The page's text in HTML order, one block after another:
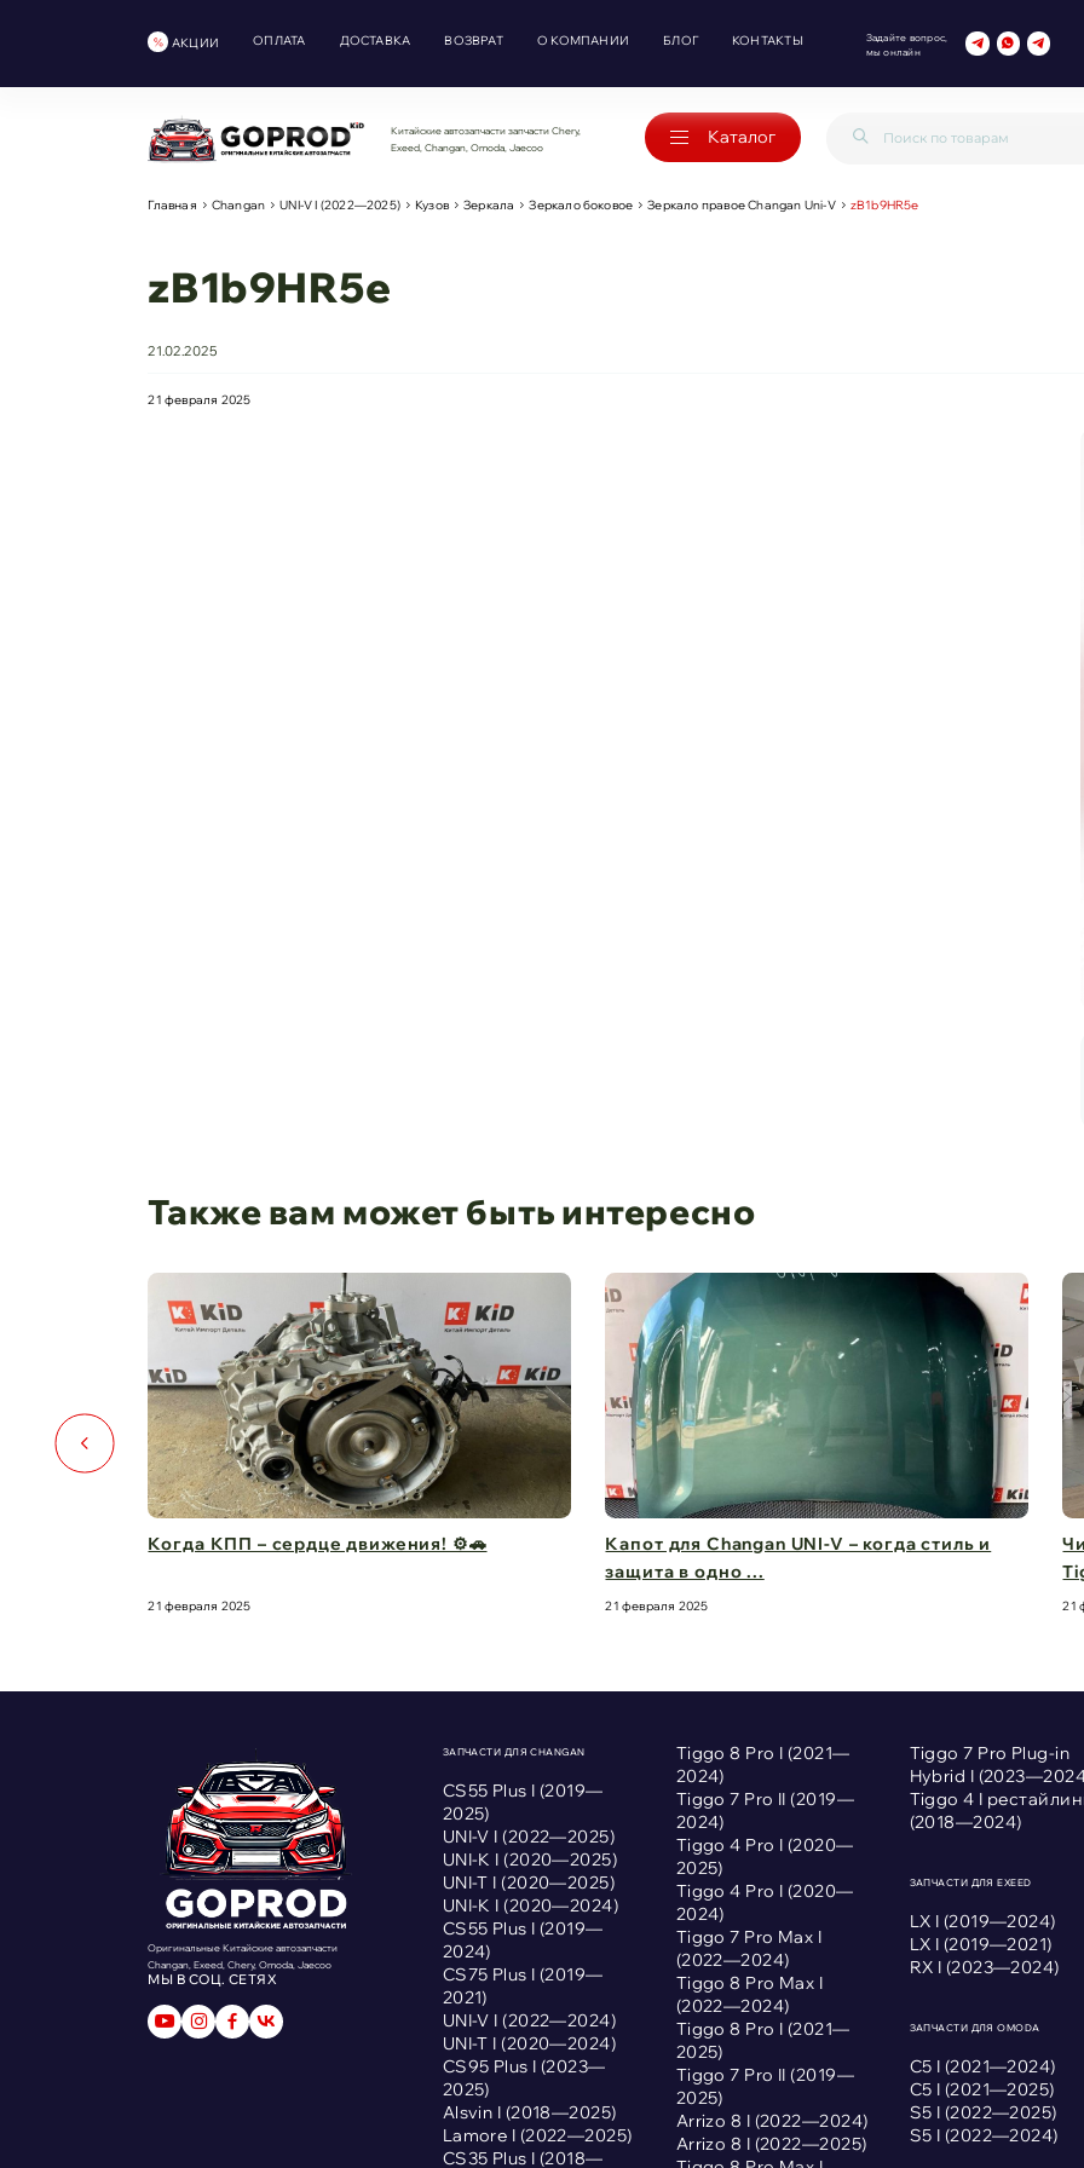
АКЦИИ ОПЛАТА ДОСТАВКА ВОЗВРАТ О КОМПАНИИ БЛОГ КОНТАКТЫ
Задайте вопрос,
мы онлайн
Китайские автозапчасти запчасти Chery,
Exeed, Changan, Omoda, Jaecoo
Каталог
Главная Changan UNI-V I (2022—2025) Кузов Зеркала Зеркало боковое Зеркало правое Changan Uni-V zB1b9HR5e
zB1b9HR5e
21.02.2025
21 февраля 2025
Также вам может быть интересно
Капот для Changan UNI-V – когда стиль и
21 февраля 2025
Чистый обзор на 360° – стекла для Chery
Tiggo 8 Pro M ...
21 февраля 2025 21
Оригинальные Китайские автозапчасти
Changan, Exeed, Chery, Omoda, Jaecoo
МЫ В СОЦ. СЕТЯХ
ЗАПЧАСТИ ДЛЯ CHANGAN
CS55 Plus I (2019—
2025)
UNI-V I (2022—2025)
UNI-K I (2020—2025)
UNI-T I (2020—2025)
UNI-K I (2020—2024)
CS55 Plus I (2019—
2024)
CS75 Plus I (2019—
2021)
UNI-V I (2022—2024)
UNI-T I (2020—2024)
CS95 Plus I (2023—
2025)
Alsvin I (2018—2025)
Lamore I (2022—2025)
CS35 Plus I (2018—
Tiggo 8 Pro I (2021—
2024)
Tiggo 7 Pro II (2019—
2024)
Tiggo 4 Pro I (2020—
2025)
Tiggo 4 Pro I (2020—
2024)
Tiggo 7 Pro Max I
(2022—2024)
Tiggo 8 Pro Max I
(2022—2024)
Tiggo 8 Pro I (2021—
2025)
Tiggo 7 Pro II (2019—
2025)
Arrizo 8 I (2022—2024)
Arrizo 8 I (2022—2025)
Tiggo 7 Pro Plug-in
Hybrid I
Tiggo 4 I
(2018—2024)
ЗАПЧАСТИ ДЛЯ EXEED
LX I (2019—2024)
LX I (2019—2021)
RX I (2023—2024)
ЗАПЧАСТИ ДЛЯ OMODA
С5 I (2021—2024)
С5 I (2021—2025)
S5 I (2022—2025)
S5 I (2022—2024)